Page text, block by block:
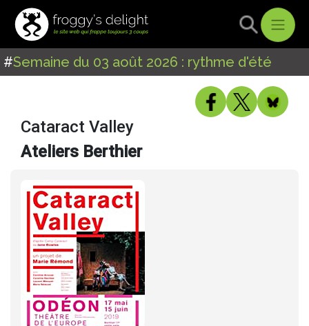
#Semaine du 03 août 2026 : rythme d'été
Cataract Valley
Ateliers Berthier